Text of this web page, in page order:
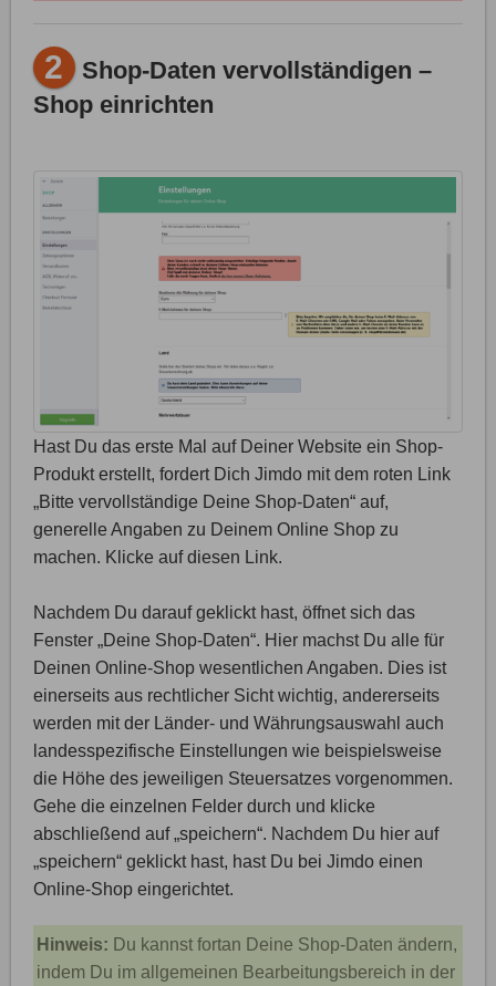
2 Shop-Daten vervollständigen –
Shop einrichten
Hast Du das erste Mal auf Deiner Website ein Shop-
Produkt erstellt, fordert Dich Jimdo mit dem roten Link
„Bitte vervollständige Deine Shop-Daten“ auf,
generelle Angaben zu Deinem Online Shop zu
machen. Klicke auf diesen Link.
Nachdem Du darauf geklickt hast, öffnet sich das
Fenster „Deine Shop-Daten“. Hier machst Du alle für
Deinen Online-Shop wesentlichen Angaben. Dies ist
einerseits aus rechtlicher Sicht wichtig, andererseits
werden mit der Länder- und Währungsauswahl auch
landesspezifische Einstellungen wie beispielsweise
die Höhe des jeweiligen Steuersatzes vorgenommen.
Gehe die einzelnen Felder durch und klicke
abschließend auf „speichern“. Nachdem Du hier auf
„speichern“ geklickt hast, hast Du bei Jimdo einen
Online-Shop eingerichtet.
Hinweis: Du kannst fortan Deine Shop-Daten ändern,
indem Du im allgemeinen Bearbeitungsbereich in der